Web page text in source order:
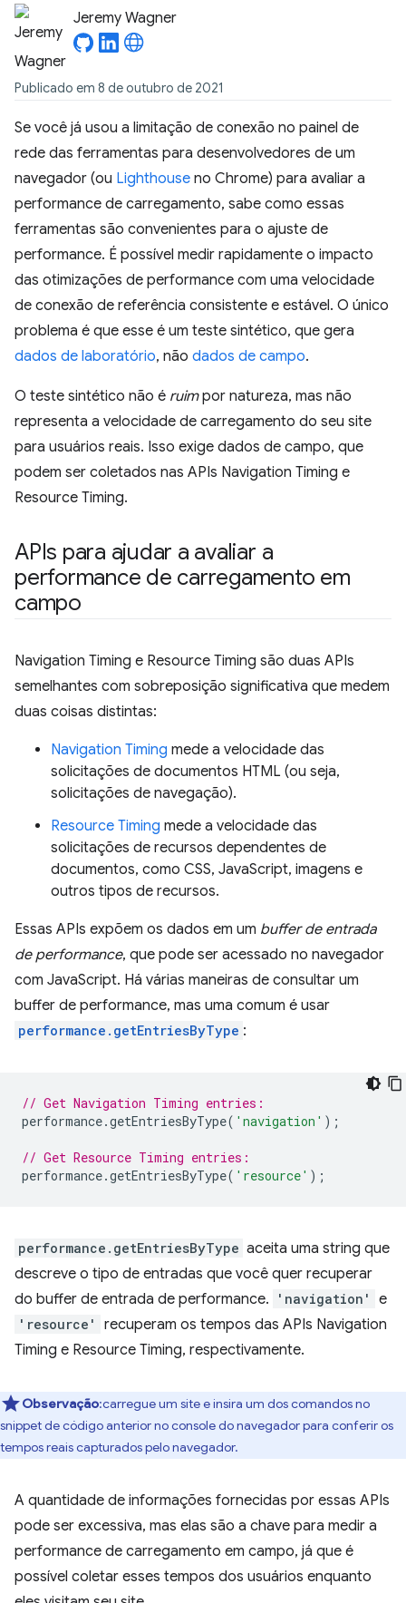
Jeremy Wagner
Publicado em 8 de outubro de 2021
Se você já usou a limitação de conexão no painel de
rede das ferramentas para desenvolvedores de um
navegador (ou Lighthouse no Chrome) para avaliar a
performance de carregamento, sabe como essas
ferramentas são convenientes para o ajuste de
performance. É possível medir rapidamente o impacto
das otimizações de performance com uma velocidade
de conexão de referência consistente e estável. O único
problema é que esse é um teste sintético, que gera
dados de laboratório, não dados de campo.
O teste sintético não é ruimpor natureza, mas não
representa a velocidade de carregamento do seu site
para usuários reais. Isso exige dados de campo, que
podem ser coletados nas APIs Navigation Timing e
Resource Timing.
APIs para ajudar a avaliar a
performance de carregamento em
campo
Navigation Timing e Resource Timing são duas APIs
semelhantes com sobreposição significativa que medem
duas coisas distintas:
Navigation Timing mede a velocidade das
solicitações de documentos HTML (ou seja,
solicitações de navegação).
Resource Timing mede a velocidade das
solicitações de recursos dependentes de
documentos, como CSS, JavaScript, imagens e
outros tipos de recursos.
Essas APIs expõem os dados em um buffer de entrada
de performance, que pode ser acessado no navegador
com JavaScript. Há várias maneiras de consultar um
buffer de performance, mas uma comum é usar
performance.getEntriesByType :
// Get Navigation Timing entries:
performance.getEntriesByType( 'navigation' );
// Get Resource Timing entries:
performance.getEntriesByType( 'resource' );
performance.getEntriesByType aceita uma string que
descreve o tipo de entradas que você quer recuperar
do buffer de entrada de performance.
'navigation' e
'resource'
recuperam os tempos das APIs Navigation
Timing e Resource Timing, respectivamente.
Observação:carregue um site e insira um dos comandos no
snippet de código anterior no console do navegador para conferir os
tempos reais capturados pelo navegador.
A quantidade de informações fornecidas por essas APIs
pode ser excessiva, mas elas são a chave para medir a
performance de carregamento em campo, já que é
possível coletar esses tempos dos usuários enquanto